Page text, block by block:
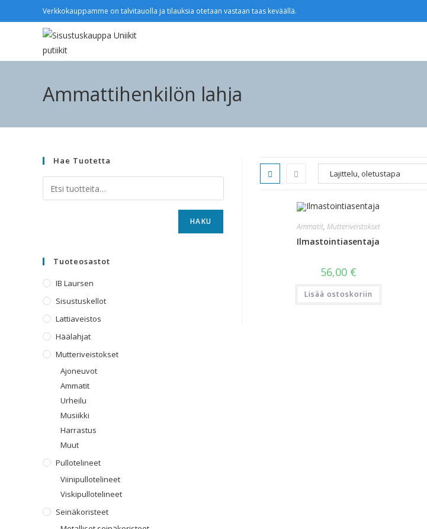
Verkkokauppamme on talvitauolla ja tilauksia otetaan vastaan taas keväällä.
Ammattihenkilön lahja
Ammatit, Mutteriveistokset
Ilmastointiasentaja
56,00 €
Lisää ostoskoriin
Hae Tuotetta
HAKU
Tuoteosastot
IB Laursen
Sisustuskellot
Lattiaveistos
Häälahjat
Mutteriveistokset
Ajoneuvot
Ammatit
Urheilu
Musiikki
Harrastus
Muut
Pullotelineet
Viinipullotelineet
Viskipullotelineet
Seinäkoristeet